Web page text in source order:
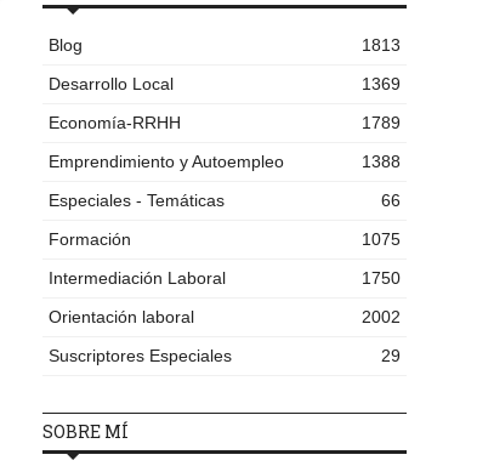
Blog
1813
Desarrollo Local
1369
Economía-RRHH
1789
Emprendimiento y Autoempleo
1388
Especiales - Temáticas
66
Formación
1075
Intermediación Laboral
1750
Orientación laboral
2002
Suscriptores Especiales
29
SOBRE MÍ